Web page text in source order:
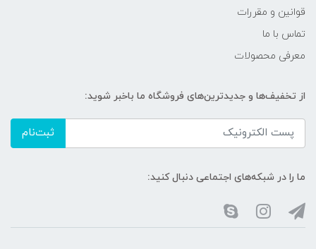
قوانین و مقررات
تماس با ما
معرفی محصولات
از تخفیف‌ها و جدیدترین‌های فروشگاه ما باخبر شوید:
ثبت‌نام
ما را در شبکه‌های اجتماعی دنبال کنید: